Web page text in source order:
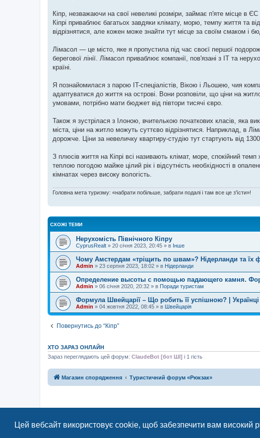
Цей вебсайт використовує cookie, щоб забезпечити вам високий
Кіпр, незважаючи на свої невеликі розміри, займає п'яте місце в
Кіпрі приваблює багатьох завдяки клімату, морю, темпу життя та
відрізнятися, але кожен може знайти тут місце за своїм смаком і
Лімасол — це місто, яке я пропустила під час своєї першої
берегової лінії. Лімасол приваблює компанії, пов'язані з IT та
країні.
Я познайомилася з парою IT-спеціалістів, Вікою і Льошею, чия
адаптуватися до життя на острові. Вони розповіли, що ціни на
умовами, потрібно мати бюджет від півтори тисячі євро.
Також я зустрілася з Ілоною, вчителькою початкових класів, яка
міста, ціни на житло можуть суттєво відрізнятися. Наприклад, в
дорожче. Ціни за невеличку квартиру-студію тут стартують від
З плюсів життя на Кіпрі всі називають клімат, море, спокійний
теплою погодою майже цілий рік і відсутність необхідності в
кімнатах через високу вологість.
Головна мета туризму: «набрати побільше, забрати подалі і там все це з'їсти»!
СХОЖІ ТЕМИ
Нерухомість Північного Кіпру
CyprusRealt » 20 січня 2023, 20:45 » в Інше
Чому Амстердам «тріщить по швам»? Нідерланди та їх
Admin » 23 серпня 2023, 18:02 » в Нідерланди
Определение высоты с помощью падающего камня.
Admin » 06 січня 2020, 20:32 » в Поради туристам
Формула Швейцарії – Що робить її успішною? |
Admin » 04 жовтня 2022, 08:45 » в Швейцарія
Повернутись до “Кіпр”
ХТО ЗАРАЗ ОНЛАЙН
Зараз переглядають цей форум: ClaudeBot [бот ШІ] і 1 гість
Магазин спорядження Туристичний форум «Рюкзак»